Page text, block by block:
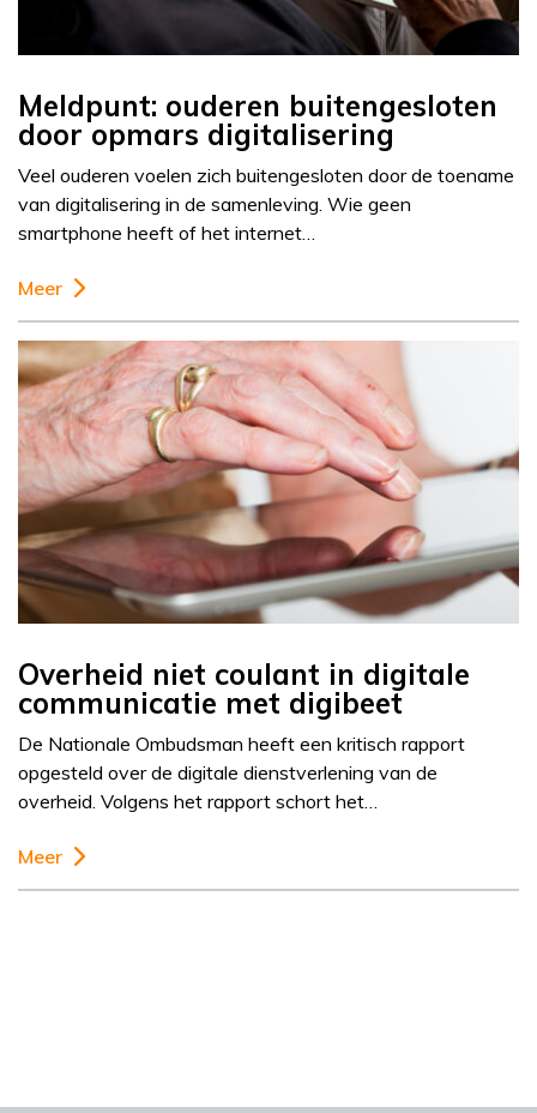
Meldpunt: ouderen buitengesloten
door opmars digitalisering
Veel ouderen voelen zich buitengesloten door de toename
van digitalisering in de samenleving. Wie geen
smartphone heeft of het internet…
Meer
Overheid niet coulant in digitale
communicatie met digibeet
De Nationale Ombudsman heeft een kritisch rapport
opgesteld over de digitale dienstverlening van de
overheid. Volgens het rapport schort het…
Meer